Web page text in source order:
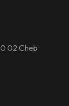
02 Cheb